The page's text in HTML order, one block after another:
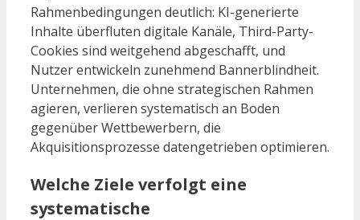
Rahmenbedingungen deutlich: KI-generierte
Inhalte überfluten digitale Kanäle, Third-Party-
Cookies sind weitgehend abgeschafft, und
Nutzer entwickeln zunehmend Bannerblindheit.
Unternehmen, die ohne strategischen Rahmen
agieren, verlieren systematisch an Boden
gegenüber Wettbewerbern, die
Akquisitionsprozesse datengetrieben optimieren.
Welche Ziele verfolgt eine
systematische